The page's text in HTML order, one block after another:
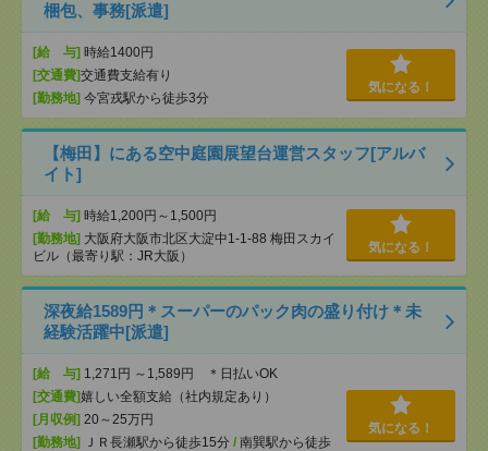
梱包、事務[派遣]
[給 与] 時給1400円
[交通費]交通費支給有り
[勤務地] 今宮戎駅から徒歩3分
気になる！
【梅田】にある空中庭園展望台運営スタッフ[アルバ
イト]
[給 与] 時給1,200円～1,500円
[勤務地] 大阪府大阪市北区大淀中1-1-88 梅田スカイ
ビル（最寄り駅：JR大阪）
気になる！
深夜給1589円＊スーパーのパック肉の盛り付け＊未
経験活躍中[派遣]
[給 与] 1,271円 ～1,589円 ＊日払いOK
[交通費]嬉しい全額支給（社内規定あり）
[月収例] 20～25万円
[勤務地]
ＪＲ長瀬駅から徒歩15分 / 南巽駅から徒歩
気になる！